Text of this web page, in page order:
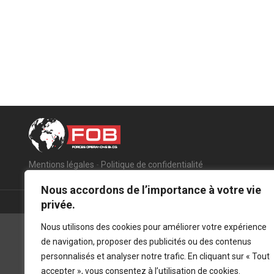
Nous accordons de l’importance à votre vie
privée.
Nous utilisons des cookies pour améliorer votre expérience
de navigation, proposer des publicités ou des contenus
personnalisés et analyser notre trafic. En cliquant sur « Tout
accepter », vous consentez à l’utilisation de cookies.
Mentions légales - Politique de confidentialité